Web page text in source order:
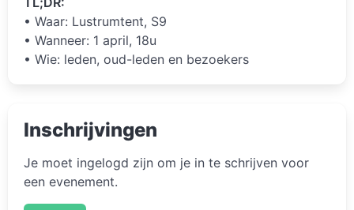
• Waar: Lustrumtent, S9
• Wanneer: 1 april, 18u
• Wie: leden, oud-leden en bezoekers
Inschrijvingen
Je moet ingelogd zijn om je in te schrijven voor
een evenement.